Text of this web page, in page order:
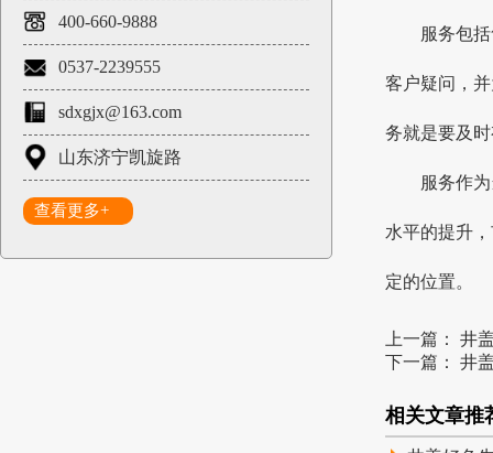
400-660-9888
0537-2239555
sdxgjx@163.com
山东济宁凯旋路
查看更多+
服务包
客户疑问
务就是要及时
服务作为
水平的提升
定的位置。
上一篇： 井
下一篇： 井
相关文章推荐